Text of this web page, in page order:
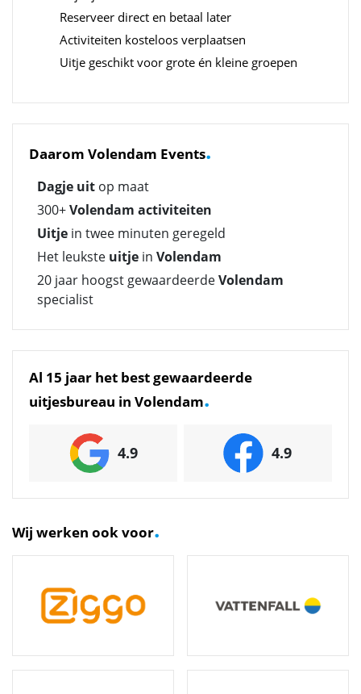
Reserveer direct en betaal later
Activiteiten kosteloos verplaatsen
Uitje geschikt voor grote én kleine groepen
Daarom Volendam Events.
Dagje uit op maat
300+Volendam activiteiten
Uitje in twee minuten geregeld
Het leukste uitje in Volendam
20 jaar hoogst gewaardeerdeVolendam
specialist
Al 15 jaar het best gewaardeerde
uitjesbureau in Volendam.
4.9 4.9
Wij werken ook voor.